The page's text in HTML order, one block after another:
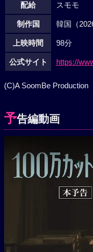
配給 スモモ
制作国 韓国（
上映時間 98分
公式サイト https://
(C)A SoomBe Production
予告編動画